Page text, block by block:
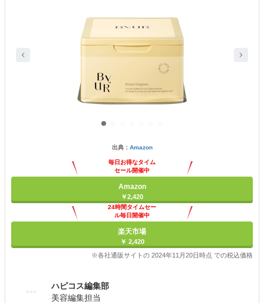
出典： Amazon
毎日お得なタイム
セール開催中
Amazon
￥2,420
24時間タイムセー
ル毎日開催中
楽天市場
￥ 2,420
※各社通販サイトの 2024年11月20日時点 での税込価格
ハピコス編集部
美容編集担当